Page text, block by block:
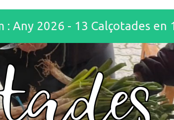
: Any 2026 - 13 Calçotades